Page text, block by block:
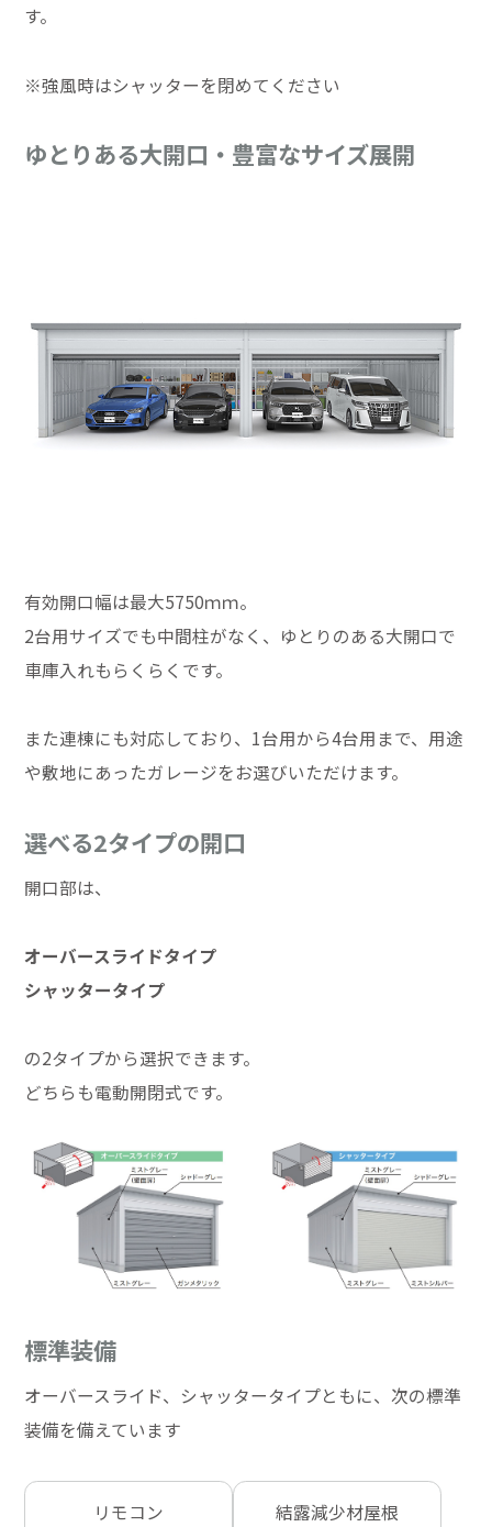
す。
※強風時はシャッターを閉めてください
ゆとりある大開口・豊富なサイズ展開
有効開口幅は最大5750ｍｍ。
2台用サイズでも中間柱がなく、ゆとりのある大開口で
車庫入れもらくらくです。
また連棟にも対応しており、1台用から4台用まで、用途
や敷地にあったガレージをお選びいただけます。
選べる2タイプの開口
開口部は、
オーバースライドタイプ
シャッタータイプ
の2タイプから選択できます。
どちらも電動開閉式です。
標準装備
オーバースライド、シャッタータイプともに、次の標準
装備を備えています
リモコン 結露減少材屋根